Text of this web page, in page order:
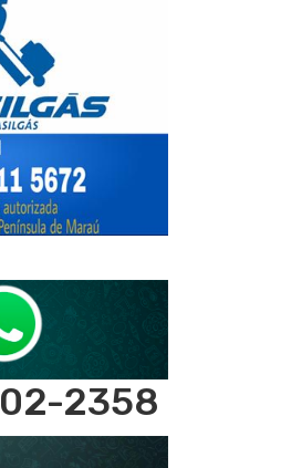
2358